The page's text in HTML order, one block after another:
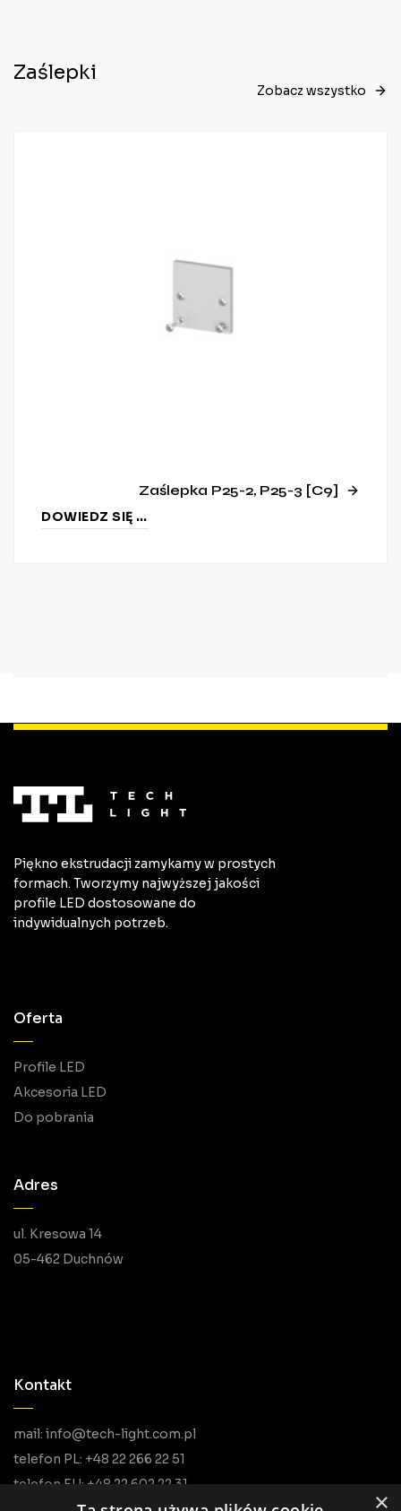
Zaślepki
Zobacz wszystko
Zaślepka P25-2, P25-3 [C9]
DOWIEDZ SIĘ WIĘCEJ
Piękno ekstrudacji zamykamy w prostych
formach. Tworzymy najwyższej jakości
profile LED dostosowane do
indywidualnych potrzeb.
Oferta
Profile LED
Akcesoria LED
Do pobrania
Adres
ul. Kresowa 14
05-462 Duchnów
Kontakt
mail: info@tech-light.com.pl
telefon PL: +48 22 266 22 51
telefon EU: +48 22 602 22 31
×